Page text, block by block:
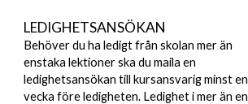
LEDIGHETSANSÖKAN
Behöver du ha ledigt från skolan mer än
enstaka lektioner ska du maila en
ledighetsansökan till kursansvarig minst en
vecka före ledigheten. Ledighet i mer än en